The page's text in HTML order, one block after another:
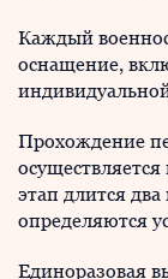
Каждый
оснащение,
Прохождение
этап длится
определяются
Единоразовая